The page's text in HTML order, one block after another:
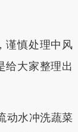
慎处理中风
给大家整理出
水冲洗蔬菜